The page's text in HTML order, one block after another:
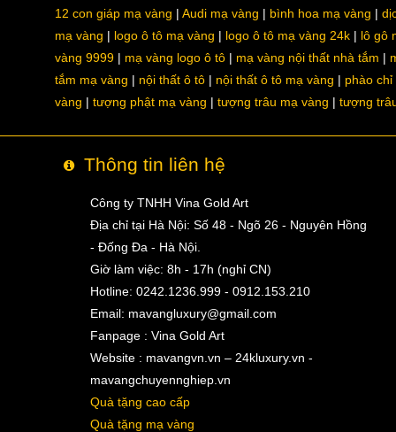
12 con giáp mạ vàng Audi mạ vàng bình hoa mạ vàng
mạ vàng
logo ô tô mạ vàng logo ô tô mạ vàng 24k
lô gô
vàng 9999
mạ vàng logo ô tô mạ vàng nội thất nhà tắm
tắm mạ vàng
nội thất ô tô nội thất ô tô mạ vàng
phào chỉ
vàng
tượng phật mạ vàng tượng trâu mạ vàng tượng
Thông tin liên hệ
Công ty TNHH Vina Gold Art
Địa chỉ tại Hà Nội: Số 48 - Ngõ 26 - Nguyên Hồng
- Đống Đa - Hà Nội.
Giờ làm việc: 8h - 17h (nghỉ CN)
Hotline: 0242.1236.999 - 0912.153.210
Email: mavangluxury@gmail.com
Fanpage : Vina Gold Art
Website : mavangvn.vn – 24kluxury.vn -
mavangchuyennghiep.vn
Quà tặng cao cấp
Quà tặng mạ vàng